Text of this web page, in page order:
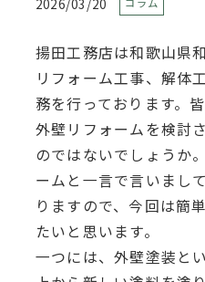
揚田工務店は和歌山県
リフォーム工事、解体
務を行っております。
外壁リフォームを検討
のではないでしょうか
ームと一言で言いまし
りますので、今回は簡
たいと思います。
一つには、外壁塗装と